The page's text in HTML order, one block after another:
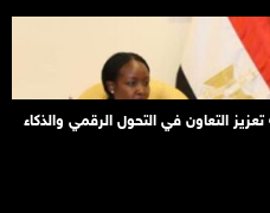
التعاون في التحول الرقمي والذكاء